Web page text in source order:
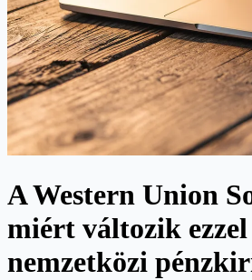
A Western Union
miért változik ezzel
nemzetközi